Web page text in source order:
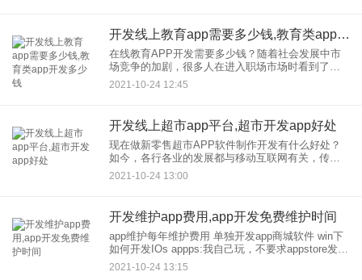
开发线上教育app需要多少钱,教育类app开发多少钱
在线教育APP开发需要多少钱？随着社会发展中市
场竞争的加剧，很多人在进入职场市场时看到了难
以承受的竞争，期待自己能够学习和培养大量的专
业技能，提高自己在职人员在工作中的竞争力。为
2021-10-24 12:45
开发线上超市app平台,超市开发app好处
现在做新零售超市APP软件制作开发有什么好处？
如今，各行各业的发展都与移动互联网有关，传统
的超市商业模式需要改变，而新零售超市APP软件
制作开发也符合时代的发展轨迹。马云在2021年阿
2021-10-24 13:00
开发维护app费用,app开发免费维护时间
app维护每年维护费用 单独开发app商城软件 win下
如何开发IOs appps:我自己玩，不要求appstore发布
1.你需要在开发，的MACOS上使用开发工具
xCode，你还需要一台苹果
2021-10-24 13:15